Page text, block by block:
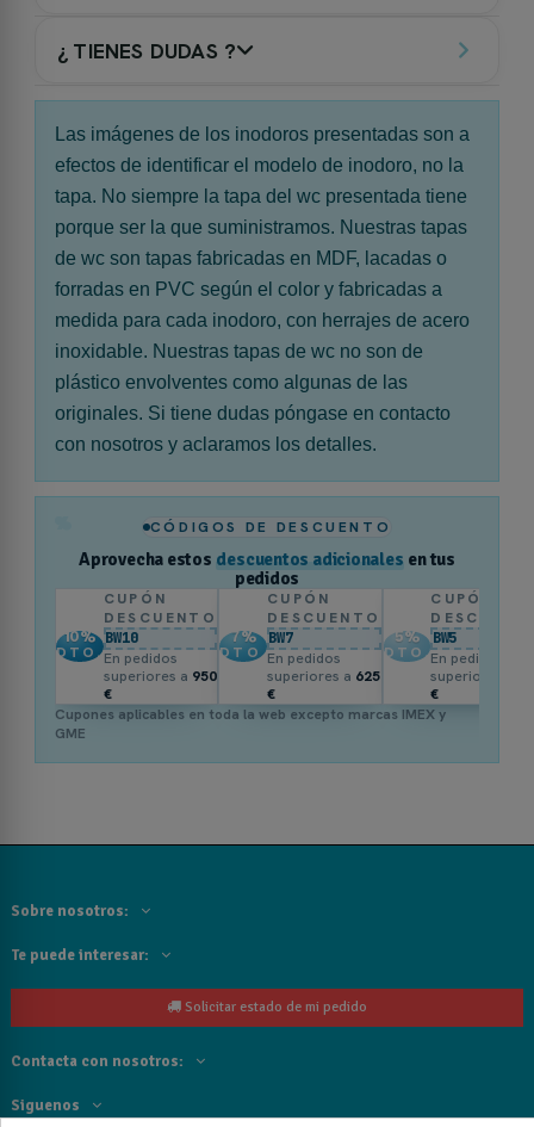
¿ TIENES DUDAS ?
Las imágenes de los inodoros presentadas son a
efectos de identificar el modelo de inodoro, no la
tapa. No siempre la tapa del wc presentada tiene
porque ser la que suministramos. Nuestras tapas
de wc son tapas fabricadas en MDF, lacadas o
forradas en PVC según el color y fabricadas a
medida para cada inodoro, con herrajes de acero
inoxidable. Nuestras tapas de wc no son de
plástico envolventes como algunas de las
originales. Si tiene dudas póngase en contacto
con nosotros y aclaramos los detalles.
CÓDIGOS DE DESCUENTO
Aprovecha estos descuentos adicionales en tus
pedidos
10%
DTO.
CUPÓN
DESCUENTO
BW10
En pedidos
superiores a 950
€
7%
DTO.
CUPÓN
DESCUENTO
BW7
En pedidos
superiores a 625
€
5%
DTO.
CUPÓN
BW5
En pedidos
superiores a
€
Cupones aplicables en toda la web excepto marcas IMEX y
GME
Sobre nosotros:
Te puede interesar:
Solicitar estado de mi pedido
Contacta con nosotros:
Siguenos